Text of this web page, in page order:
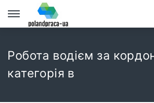
Робота водієм за
категорія в